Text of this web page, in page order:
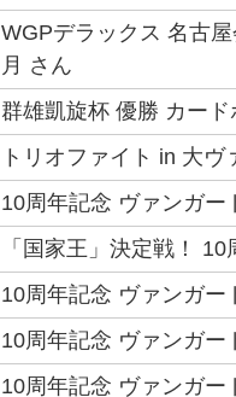
WGPデラックス 名古
月 さん
群雄凱旋杯 優勝 カー
トリオファイト in 大
10周年記念 ヴァンガ
「国家王」決定戦！
10周年記念 ヴァンガ
10周年記念 ヴァンガ
10周年記念 ヴァンガ